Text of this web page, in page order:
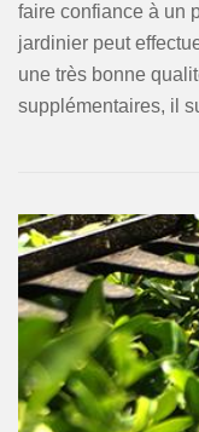
faire confiance à un
jardinier peut
une très bonne
supplémentaires, il